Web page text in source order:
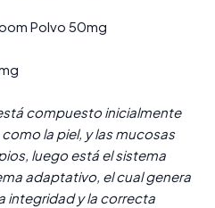
Polvo 50mg
compuesto inicialmente
la piel, y las mucosas
luego está el sistema
adaptativo, el cual genera
integridad y la correcta